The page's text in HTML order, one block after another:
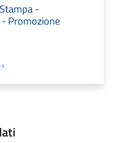
-
Promozione